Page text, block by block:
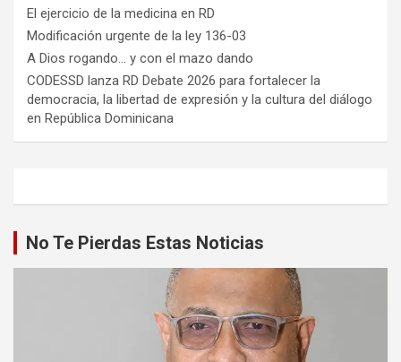
El ejercicio de la medicina en RD
Modificación urgente de la ley 136-03
A Dios rogando… y con el mazo dando
CODESSD lanza RD Debate 2026 para fortalecer la
democracia, la libertad de expresión y la cultura del diálogo
en República Dominicana
No Te Pierdas Estas Noticias